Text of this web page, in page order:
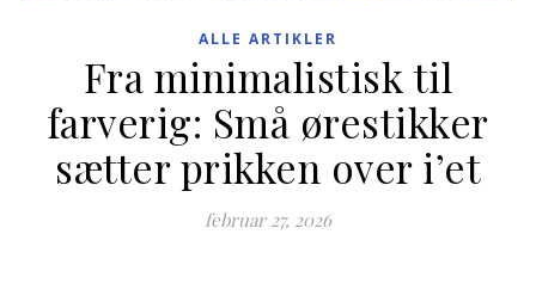
ALLE ARTIKLER
Fra minimalistisk til
farverig: Små ørestikker
sætter prikken over i’et
februar 27, 2026